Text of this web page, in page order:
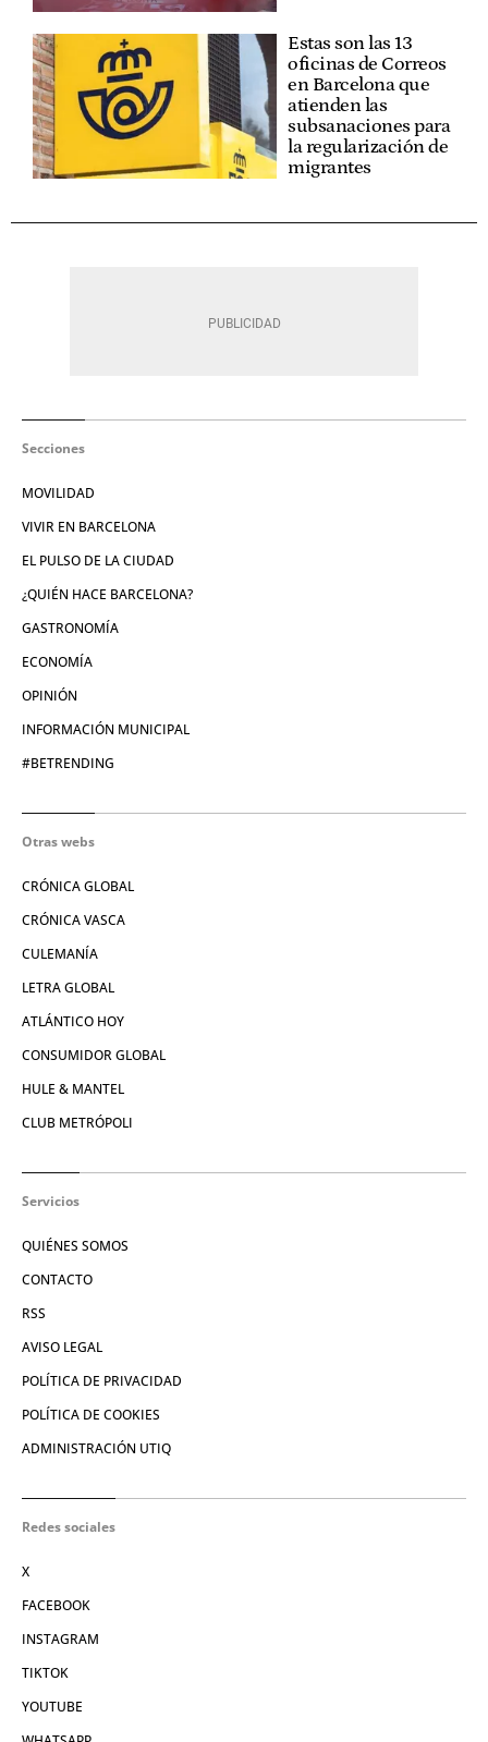
Estas son las 13
oficinas de Correos
en Barcelona que
atienden las
subsanaciones para
la regularización de
migrantes
Secciones
MOVILIDAD
VIVIR EN BARCELONA
EL PULSO DE LA CIUDAD
¿QUIÉN HACE BARCELONA?
GASTRONOMÍA
ECONOMÍA
OPINIÓN
INFORMACIÓN MUNICIPAL
#BETRENDING
Otras webs
CRÓNICA GLOBAL
CRÓNICA VASCA
CULEMANÍA
LETRA GLOBAL
ATLÁNTICO HOY
CONSUMIDOR GLOBAL
HULE & MANTEL
CLUB METRÓPOLI
Servicios
QUIÉNES SOMOS
CONTACTO
RSS
AVISO LEGAL
POLÍTICA DE PRIVACIDAD
POLÍTICA DE COOKIES
ADMINISTRACIÓN UTIQ
Redes sociales
X
FACEBOOK
INSTAGRAM
TIKTOK
YOUTUBE